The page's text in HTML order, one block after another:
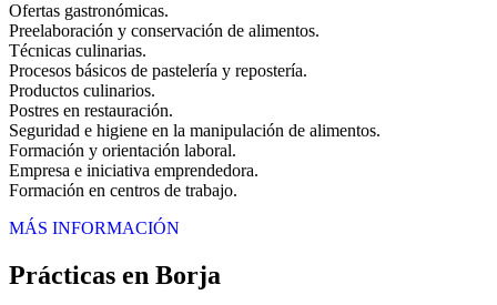
Ofertas gastronómicas.
Preelaboración y conservación de alimentos.
Técnicas culinarias.
Procesos básicos de pastelería y repostería.
Productos culinarios.
Postres en restauración.
Seguridad e higiene en la manipulación de alimentos.
Formación y orientación laboral.
Empresa e iniciativa emprendedora.
Formación en centros de trabajo.
MÁS INFORMACIÓN
Prácticas en Borja